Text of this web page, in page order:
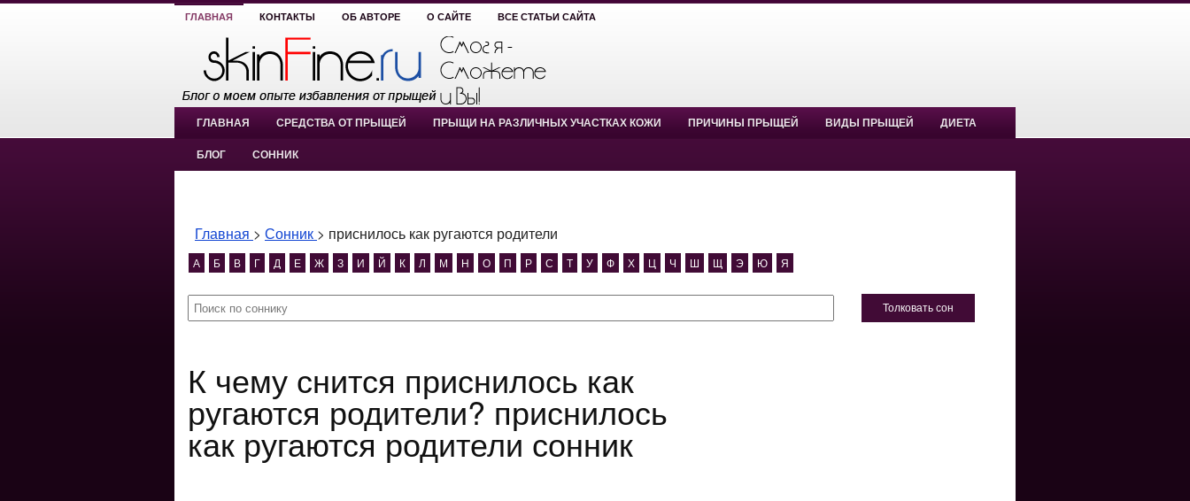
ГЛАВНАЯ КОНТАКТЫ ОБ АВТОРЕ О САЙТЕ ВСЕ СТАТЬИ САЙТА
ГЛАВНАЯ СРЕДСТВА ОТ ПРЫЩЕЙ ПРЫЩИ НА РАЗЛИЧНЫХ УЧАСТКАХ КОЖИ ПРИЧИНЫ ПРЫЩЕЙ ВИДЫ ПРЫЩЕЙ ДИЕТА
БЛОГ СОННИК
Главная > Сонник > приснилось как ругаются родители
А Б В Г Д Е Ж З И Й К Л М Н О П Р С Т У Ф Х Ц Ч Ш Щ Э Ю Я
Толковать сон
К чему снится приснилось как
ругаются родители? приснилось
как ругаются родители сонник